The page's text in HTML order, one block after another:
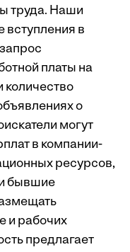
труда. Наши
вступления в
платы на
количество
о
могут
в компании-
ресурсов,
бывшие
и рабочих
предлагает